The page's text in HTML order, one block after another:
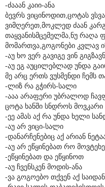
-ძააან კაიი-ანა
ბევრს ვიცინოდით,ცოტას
ვიმღერეთ,მოკლედ ძაან
თაყვანისმცემელმა,ნუ რაღა
მომართვა,გოგონები კვლავ
-აუ ხო ვერ გავიგე ვინ
-აუ ეგ აუცილებლად უნდა
მე არც ერთს ვუსმენდი ჩემს
-ლიზ რა გჭირს-სალი
-ააა არაფერი უბრალოდ
ცოტა ხანში სნდროს
-ეე ამას აქ რა უნდა ხელი
-აუ არ ვიცი-სალი
-დანარჩენებიც აქ არიან
-აუ არ ეწყინებათ რო
-ეწყინებათ და ეწყინოთ
-აუ ჩვენსკენ მოდის-ანა
-ვა გოგოებო თქვენ აქ